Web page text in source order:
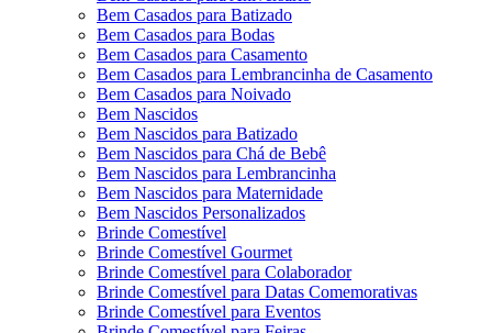
Bem Casados para Batizado
Bem Casados para Bodas
Bem Casados para Casamento
Bem Casados para Lembrancinha de Casamento
Bem Casados para Noivado
Bem Nascidos
Bem Nascidos para Batizado
Bem Nascidos para Chá de Bebê
Bem Nascidos para Lembrancinha
Bem Nascidos para Maternidade
Bem Nascidos Personalizados
Brinde Comestível
Brinde Comestível Gourmet
Brinde Comestível para Colaborador
Brinde Comestível para Datas Comemorativas
Brinde Comestível para Eventos